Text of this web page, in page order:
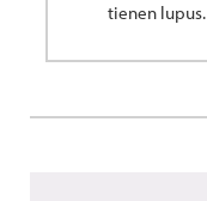
tienen lupus.